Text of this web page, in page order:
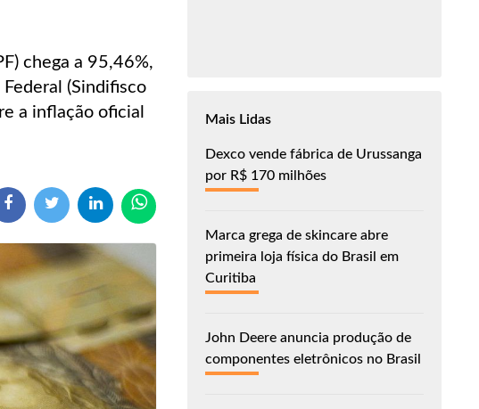
chega a 95,46%,
(Sindifisco
a inflação oficial
Mais Lidas
Dexco vende fábrica de Urussanga
por R$ 170 milhões
Marca grega de skincare abre
primeira loja física do Brasil em
Curitiba
John Deere anuncia produção de
componentes eletrônicos no Brasil